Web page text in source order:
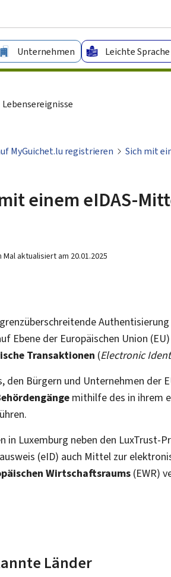
Unternehmen Leichte Sprache
Lebensereignisse
MyGuichet.lu registrieren Sich mit
einem eIDAS-
Mal aktualisiert am 20.01.2025
Ebene der Europäischen Union
Transaktionen (Electronic
den Bürgern und Unternehmen der
mithilfe des in ihrem
in Luxemburg neben den LuxTrust-
(eID) auch Mittel zur
Wirtschaftsraums (EWR)
Länder